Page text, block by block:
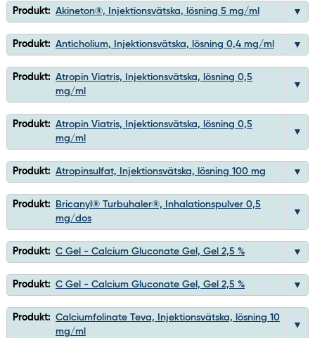
Produkt: Akineton®, Injektionsvätska, lösning 5 mg/ml
Produkt: Anticholium, Injektionsvätska, lösning 0,4 mg/ml
Produkt: Atropin Viatris, Injektionsvätska, lösning 0,5
mg/ml
Produkt: Atropin Viatris, Injektionsvätska, lösning 0,5
mg/ml
Produkt: Atropinsulfat, Injektionsvätska, lösning 100 mg
Produkt:
Bricanyl® Turbuhaler®, Inhalationspulver 0,5
mg/dos
Produkt: C Gel - Calcium Gluconate Gel, Gel 2,5 %
Produkt: C Gel - Calcium Gluconate Gel, Gel 2,5 %
Produkt: Calciumfolinate Teva, Injektionsvätska, lösning 10
mg/ml